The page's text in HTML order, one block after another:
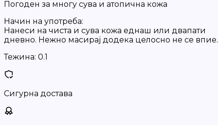
Погоден за многу сува и атопична кожа
Начин на употреба:
Нанеси на чиста и сува кожа еднаш или двапати
дневно. Нежно масирај додека целосно не се впие.
Тежина: 0.1
Сигурна достава